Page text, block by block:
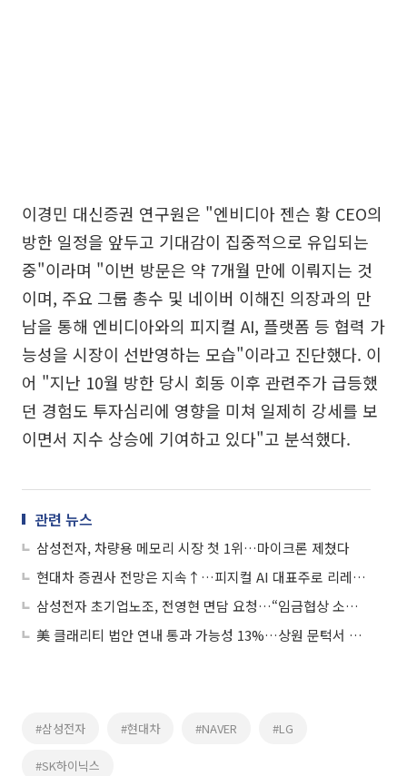
이경민 대신증권 연구원은 "엔비디아 젠슨 황 CEO의
방한 일정을 앞두고 기대감이 집중적으로 유입되는
중"이라며 "이번 방문은 약 7개월 만에 이뤄지는 것
이며, 주요 그룹 총수 및 네이버 이해진 의장과의 만
남을 통해 엔비디아와의 피지컬 AI, 플랫폼 등 협력 가
능성을 시장이 선반영하는 모습"이라고 진단했다. 이
어 "지난 10월 방한 당시 회동 이후 관련주가 급등했
던 경험도 투자심리에 영향을 미쳐 일제히 강세를 보
이면서 지수 상승에 기여하고 있다"고 분석했다.
관련 뉴스
삼성전자, 차량용 메모리 시장 첫 1위…마이크론 제쳤다
현대차 증권사 전망은 지속↑…피지컬 AI 대표주로 리레이팅
삼성전자 초기업노조, 전영현 면담 요청…“임금협상 소외 직원 사기 진작 논의”
美 클래리티 법안 연내 통과 가능성 13%…상원 문턱서 제동
#삼성전자 #현대차 #NAVER #LG
#SK하이닉스